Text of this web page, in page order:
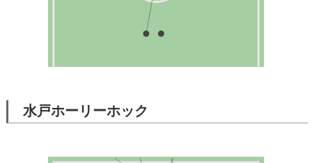
水戸ホーリーホック